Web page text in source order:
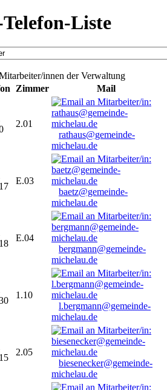
Liste
innen der Verwaltung
Zimmer Mail
2.01
rathaus@gemeinde-
michelau.de
E.03
baetz@gemeinde-
michelau.de
E.04
bergmann@gemeinde-
michelau.de
1.10
l.bergmann@gemeinde-
michelau.de
2.05
biesenecker@gemeinde-
michelau.de